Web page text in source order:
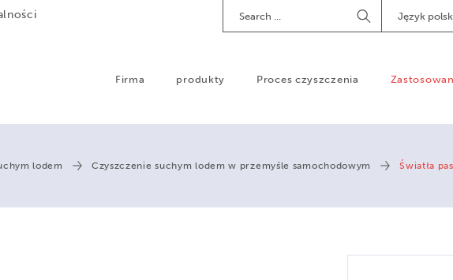
Język
Begin
Searching
Firma produkty Proces czyszczenia
lodem Czyszczenie suchym lodem w przemyśle samochodowym Światła